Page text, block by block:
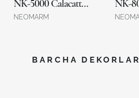
NK-5000 Calacatta Veil
NEOMARM
BARCHA